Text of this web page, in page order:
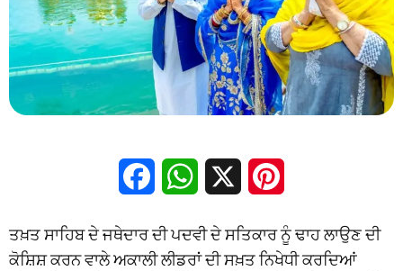
FacebookWhatsApp
ਤਖ਼ਤ ਸਾਹਿਬ ਦੇ ਜਥੇਦਾਰ ਦੀ ਪਦਵੀ ਦੇ ਸਤਿਕਾਰ ਨੂੰ ਢਾਹ ਲਾਉਣ ਦੀ
ਕੋਸ਼ਿਸ਼ ਕਰਨ ਵਾਲੇ ਅਕਾਲੀ ਲੀਡਰਾਂ ਦੀ ਸਖ਼ਤ ਨਿਖੇਧੀ ਕਰਦਿਆਂ